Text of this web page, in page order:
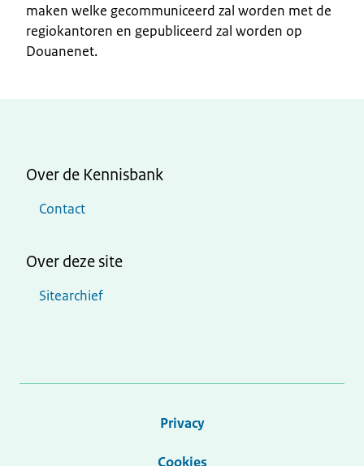
maken welke gecommuniceerd zal worden met de
regiokantoren en gepubliceerd zal worden op
Douanenet.
Over de Kennisbank
Contact
Over deze site
Sitearchief
Privacy
Cookies